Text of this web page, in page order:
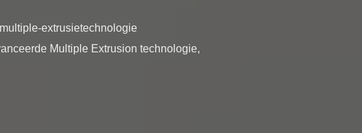
Multiple Extrusion technologie,